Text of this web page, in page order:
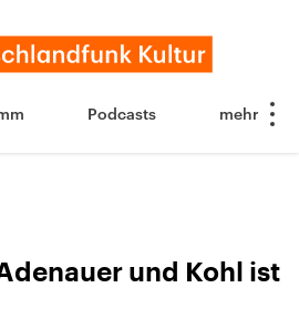
Podcasts
und Kohl ist